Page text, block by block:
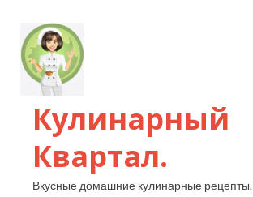
Кулинарный
Квартал.
Вкусные домашние кулинарные рецепты.